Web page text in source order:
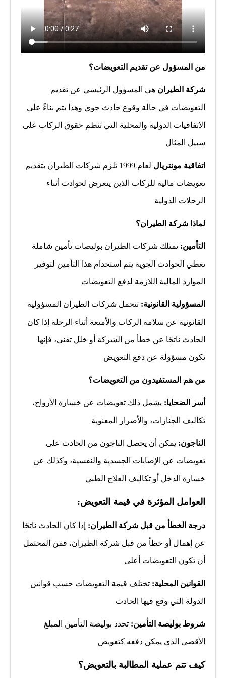
من المسؤول عن تقديم التعويضات؟
شركة الطيران هي المسؤول الرئيسي عن تقديم
التعويضات في حالة وقوع حادث جوي وهذا يتم بناءً على
الاتفاقيات الدولية والمحلية التي تنظم حقوق الركاب على
سبيل المثال
اتفاقية مونتريال لعام 1999 تلزم شركات الطيران بتقديم
تعويضات مالية للركاب الذين يتعرض لحوادث أثناء
الرحلات الدولية
لماذا شركة الطيران؟
التأمين: تمتلك شركات الطيران بوليصات تأمين شاملة
تغطي الحوادث الجوية يتم استخدام هذا التأمين لتوفير
الموارد المالية اللازمة لدفع التعويضات
المسؤولية القانونية: تتحمل شركات الطيران المسؤولية
القانونية عن سلامة الركاب والأمتعة أثناء الرحلة إذا كان
الحادث ناتجًا عن خطأ من الشركة أو خلل تقني، فإنها
تكون مسؤولة عن دفع التعويض
من هم المستفيدون من التعويضات؟
أسر الضحايا: يشمل ذلك تعويضات عن خسارة الأرواح،
تكاليف الجنازات، والأضرار المعنوية
الناجون: يمكن أن يحصل الناجون من الحادث على
تعويضات عن الإصابات الجسدية والنفسية، وكذلك عن
خسارة الدخل أو تكاليف العلاج الطبي
:العوامل المؤثرة في قيمة التعويض
درجة الخطأ من قبل شركة الطيران: إذا كان الحادث ناتجًا
عن إهمال أو خطأ من قبل شركة الطيران، فمن المحتمل
أن تكون التعويضات أعلى
القوانين المحلية: تختلف قيمة التعويضات حسب قوانين
الدولة التي وقع فيها الحادث
شروط بوليصة التأمين: تحدد بوليصة التأمين المبلغ
الأقصى الذي يمكن دفعه كتعويض
كيف تتم عملية المطالبة بالتعويض؟